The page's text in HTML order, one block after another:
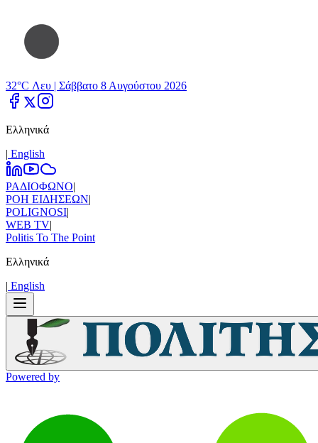
32°C Λευ | Σάββατο 8 Αυγούστου 2026
Ελληνικά
| Εnglish
ΡΑΔΙΟΦΩΝΟ|
ΡΟΗ ΕΙΔΗΣΕΩΝ|
POLIGNOSI|
WEB TV|
Politis To The Point
Ελληνικά
| Εnglish
Powered by